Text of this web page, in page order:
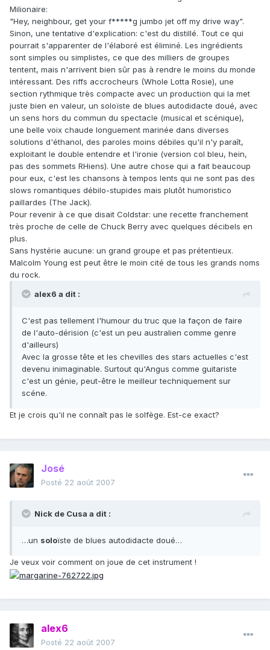
Milionaire:
"Hey, neighbour, get your f*****g jumbo jet off my drive way".
Sinon, une tentative d'explication: c'est du distillé. Tout ce qui
pourrait s'apparenter de l'élaboré est éliminé. Les ingrédients
sont simples ou simplistes, ce que des milliers de groupes
tentent, mais n'arrivent bien sûr pas à rendre le moins du monde
intéressant. Des riffs accrocheurs (Whole Lotta Rosie), une
section rythmique très compacte avec un production qui la met
juste bien en valeur, un soloïste de blues autodidacte doué, avec
un sens hors du commun du spectacle (musical et scénique),
une belle voix chaude longuement marinée dans diverses
solutions d'éthanol, des paroles moins débiles qu'il n'y paraît,
exploitant le double entendre et l'ironie (version col bleu, hein,
pas des sommets RHiens). Une autre chose qui a fait beaucoup
pour eux, c'est les chansons à tempos lents qui ne sont pas des
slows romantiques débilo-stupides mais plutôt humoristico
paillardes (The Jack).
Pour revenir à ce que disait Coldstar: une recette franchement
très proche de celle de Chuck Berry avec quelques décibels en
plus.
Sans hystérie aucune: un grand groupe et pas prétentieux.
Malcolm Young est peut être le moin cité de tous les grands noms
du rock.
alex6 a dit :
C'est pas tellement l'humour du truc que la façon de faire
de l'auto-dérision (c'est un peu australien comme genre
d'ailleurs)
Avec la grosse tête et les chevilles des stars actuelles c'est
devenu inimaginable. Surtout qu'Angus comme guitariste
c'est un génie, peut-être le meilleur techniquement sur
scéne.
Et je crois qu'il ne connaît pas le solfège. Est-ce exact?
José
Posté 22 août 2007
Nick de Cusa a dit :
…un soloïste de blues autodidacte doué…
Je veux voir comment on joue de cet instrument !
alex6
Posté 22 août 2007